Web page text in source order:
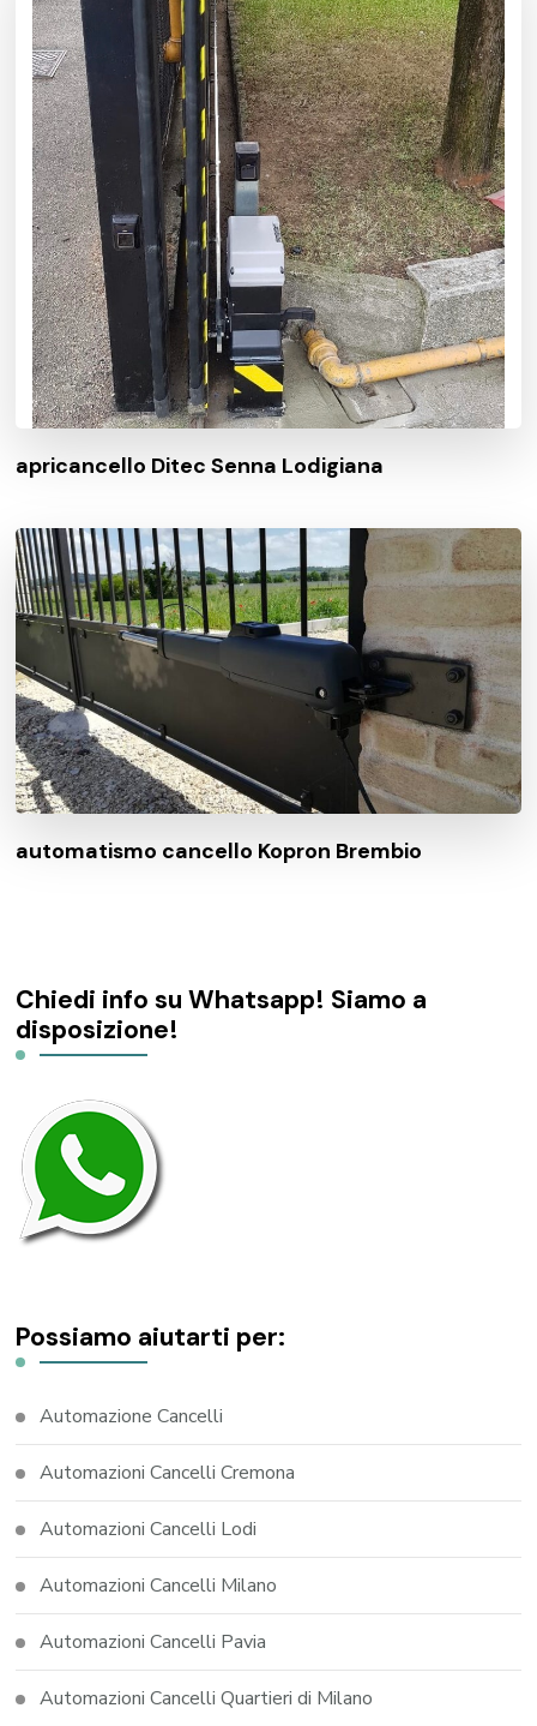
apricancello Ditec Senna Lodigiana
automatismo cancello Kopron Brembio
Chiedi info su Whatsapp! Siamo a
disposizione!
Possiamo aiutarti per:
Automazione Cancelli
Automazioni Cancelli Cremona
Automazioni Cancelli Lodi
Automazioni Cancelli Milano
Automazioni Cancelli Pavia
Automazioni Cancelli Quartieri di Milano